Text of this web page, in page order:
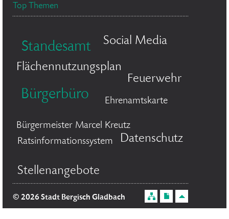
Top Themen
Standesamt Social Media
Flächennutzungsplan
Feuerwehr
Bürgerbüro Ehrenamtskarte
Bürgermeister Marcel Kreutz
Ratsinformationssystem
Datenschutz
Stellenangebote
© 2026 Stadt Bergisch Gladbach